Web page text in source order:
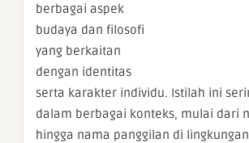
berbagai aspek
budaya dan filosofi
yang berkaitan
dengan identitas
serta karakter individu. Istilah ini
dalam berbagai konteks, mulai dari
hingga nama panggilan di